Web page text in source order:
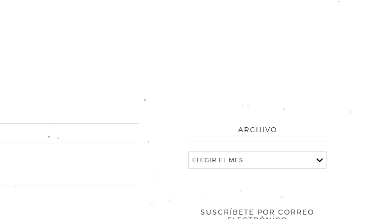
ARCHIVO
SUSCRÍBETE POR CORREO